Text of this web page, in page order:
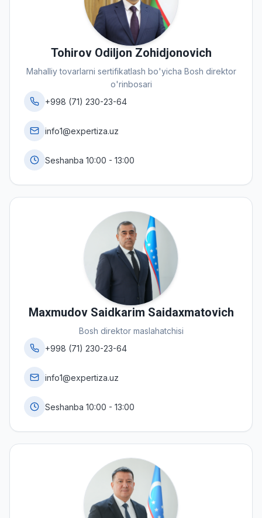
Tohirov Odiljon Zohidjonovich
Mahalliy tovarlarni sertifikatlash bo'yicha Bosh direktor
o'rinbosari
+998 (71) 230-23-64
info1@expertiza.uz
Seshanba 10:00 - 13:00
Maxmudov Saidkarim Saidaxmatovich
Bosh direktor maslahatchisi
+998 (71) 230-23-64
info1@expertiza.uz
Seshanba 10:00 - 13:00